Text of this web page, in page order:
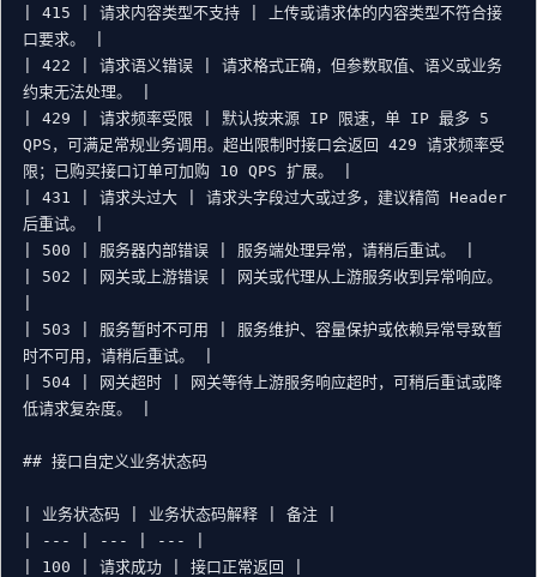
| 415 | 请求内容类型不支持 | 上传或请求体的内容类型不符合接
口要求。 |
| 422 | 请求语义错误 | 请求格式正确，但参数取值、语义或业务
约束无法处理。 |
| 429 | 请求频率受限 | 默认按来源 IP 限速，单 IP 最多 5
QPS，可满足常规业务调用。超出限制时接口会返回 429 请求频率受
限；已购买接口订单可加购 10 QPS 扩展。 |
| 431 | 请求头过大 | 请求头字段过大或过多，建议精简 Header
后重试。 |
| 500 | 服务器内部错误 | 服务端处理异常，请稍后重试。 |
| 502 | 网关或上游错误 | 网关或代理从上游服务收到异常响应。
| 503 | 服务暂时不可用 | 服务维护、容量保护或依赖异常导致暂
时不可用，请稍后重试。 |
| 504 | 网关超时 | 网关等待上游服务响应超时，可稍后重试或降
低请求复杂度。 |
## 接口自定义业务状态码
| 业务状态码 | 业务状态码解释 | 备注 |
| --- | --- | --- |
| 100 | 请求成功 | 接口正常返回 |